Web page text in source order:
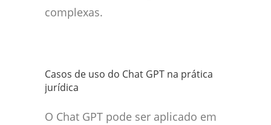
complexas.
Casos de uso do Chat GPT na prática
jurídica
O Chat GPT pode ser aplicado em